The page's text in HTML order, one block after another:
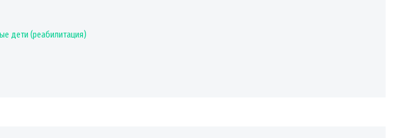
дети (реабилитация)